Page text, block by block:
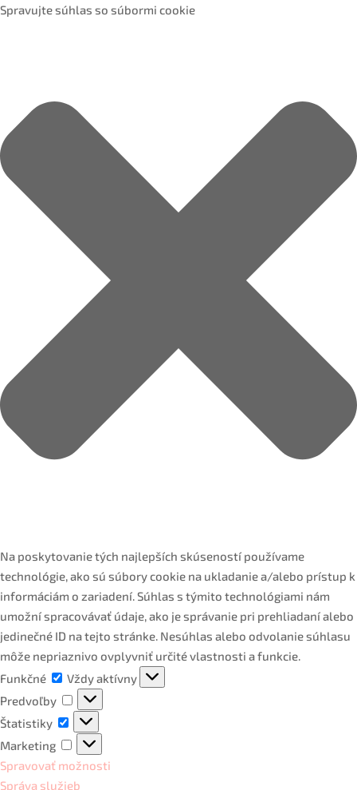
Spravujte súhlas so súbormi cookie
Na poskytovanie tých najlepších skúseností používame
technológie, ako sú súbory cookie na ukladanie a/alebo prístup k
informáciám o zariadení. Súhlas s týmito technológiami nám
umožní spracovávať údaje, ako je správanie pri prehliadaní alebo
jedinečné ID na tejto stránke. Nesúhlas alebo odvolanie súhlasu
môže nepriaznivo ovplyvniť určité vlastnosti a funkcie.
Funkčné
Funkčné
Vždy aktívny
Predvoľby
Predvoľby
Štatistiky
Štatistiky
Marketing
Marketing
Spravovať možnosti
Správa služieb